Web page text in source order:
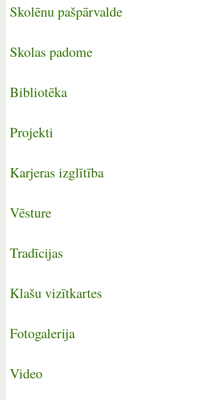
Skolēnu pašpārvalde
Skolas padome
Bibliotēka
Projekti
Karjeras izglītība
Vēsture
Tradīcijas
Klašu vizītkartes
Fotogalerija
Video